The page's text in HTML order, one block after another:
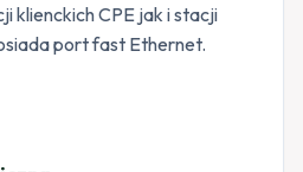
klienckich CPE jak i stacji
port fast Ethernet.